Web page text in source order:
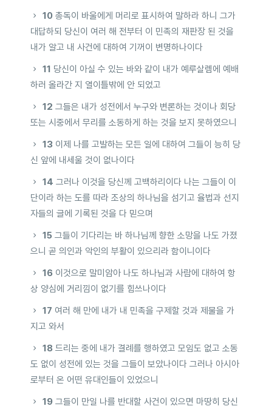
10총독이 바울에게 머리로 표시하여 말하라 하니 그가
대답하되 당신이 여러 해 전부터 이 민족의 재판장 된 것을
내가 알고 내 사건에 대하여 기꺼이 변명하나이다
11 당신이 아실 수 있는 바와 같이 내가 예루살렘에 예배
하러 올라간 지 열이틀밖에 안 되었고
12 그들은 내가 성전에서 누구와 변론하는 것이나 회당
또는 시중에서 무리를 소동하게 하는 것을 보지 못하였으니
13이제 나를 고발하는 모든 일에 대하여 그들이 능히 당
신 앞에 내세울 것이 없나이다
14 그러나 이것을 당신께 고백하리이다 나는 그들이 이
단이라 하는 도를 따라 조상의 하나님을 섬기고 율법과 선지
자들의 글에 기록된 것을 다 믿으며
15그들이 기다리는 바 하나님께 향한 소망을 나도 가졌
으니 곧 의인과 악인의 부활이 있으리라 함이니이다
16이것으로 말미암아 나도 하나님과 사람에 대하여 항
상 양심에 거리낌이 없기를 힘쓰나이다
17 여러 해 만에 내가 내 민족을 구제할 것과 제물을 가
지고 와서
18 드리는 중에 내가 결례를 행하였고 모임도 없고 소동
도 없이 성전에 있는 것을 그들이 보았나이다 그러나 아시아
로부터 온 어떤 유대인들이 있었으니
19그들이 만일 나를 반대할 사건이 있으면 마땅히 당신